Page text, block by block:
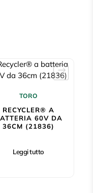
TORO
RECYCLER® A
60V DA
36CM (21836)
Leggi tutto